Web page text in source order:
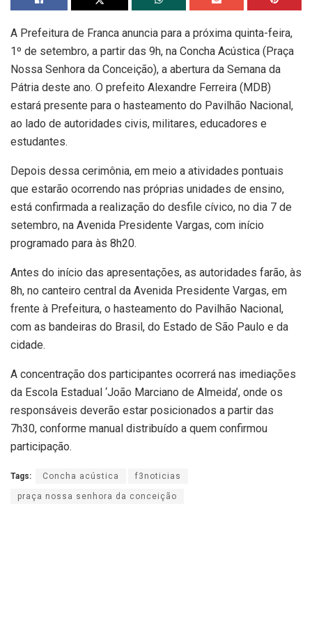
A Prefeitura de Franca anuncia para a próxima quinta-feira,
1º de setembro, a partir das 9h, na Concha Acústica (Praça
Nossa Senhora da Conceição), a abertura da Semana da
Pátria deste ano. O prefeito Alexandre Ferreira (MDB)
estará presente para o hasteamento do Pavilhão Nacional,
ao lado de autoridades civis, militares, educadores e
estudantes.
Depois dessa cerimônia, em meio a atividades pontuais
que estarão ocorrendo nas próprias unidades de ensino,
está confirmada a realização do desfile cívico, no dia 7 de
setembro, na Avenida Presidente Vargas, com início
programado para às 8h20.
Antes do início das apresentações, as autoridades farão, às
8h, no canteiro central da Avenida Presidente Vargas, em
frente à Prefeitura, o hasteamento do Pavilhão Nacional,
com as bandeiras do Brasil, do Estado de São Paulo e da
cidade.
A concentração dos participantes ocorrerá nas imediações
da Escola Estadual ‘João Marciano de Almeida’, onde os
responsáveis deverão estar posicionados a partir das
7h30, conforme manual distribuído a quem confirmou
participação.
Tags: Concha acústica f3noticias
praça nossa senhora da conceição